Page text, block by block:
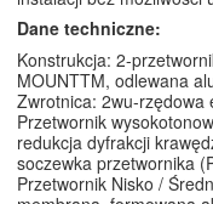
Dane techniczne:
Konstrukcja: 2-
MOUNTTM, odlewana
Zwrotnica: 2wu-rzędowa
Przetwornik
redukcja dyfrakcji
soczewka przetwornika
Przetwornik Nisko /